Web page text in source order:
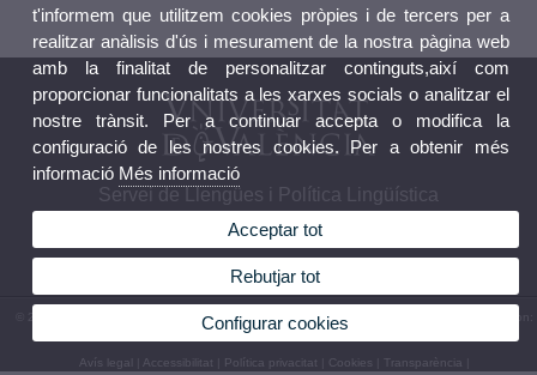
Servei de Llengües i Política Lingüística
© 2026 UV. - Carrer del Serpis, 29, Edifici Beatriu Civera, 2a planta - 46022 València. Telèfon:
96 393 71 60
Avís legal Accessibilitat Política privacitat Cookies Transparència
t'informem que utilitzem cookies pròpies i de tercers per a
realitzar anàlisis d'ús i mesurament de la nostra pàgina web
amb la finalitat de personalitzar continguts,així com
proporcionar funcionalitats a les xarxes socials o analitzar el
nostre trànsit. Per a continuar accepta o modifica la
configuració de les nostres cookies. Per a obtenir més
informació Més informació
Acceptar tot
Rebutjar tot
Configurar cookies